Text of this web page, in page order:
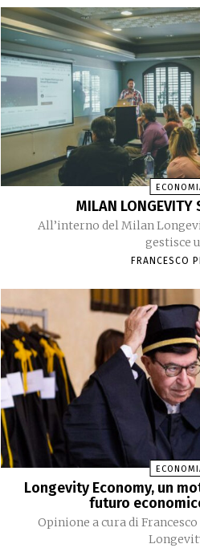
MILAN
All’interno del Milan
gestisce
FRANCESCO
Longevity Economy, un
futuro
Opinione a cura di